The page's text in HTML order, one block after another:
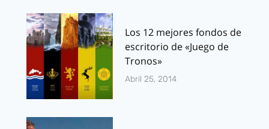
Los 12 mejores fondos de
escritorio de «Juego de
Tronos»
Abril 25, 2014